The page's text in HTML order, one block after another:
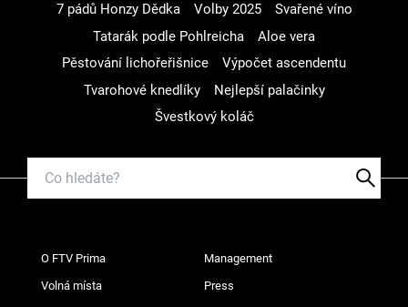
7 pádů Honzy Dědka
Volby 2025
Svařené víno
Tatarák podle Pohlreicha
Aloe vera
Pěstování lichořeřišnice
Výpočet ascendentu
Tvarohové knedlíky
Nejlepší palačinky
Švestkový koláč
O FTV Prima Management
Volná místa Press